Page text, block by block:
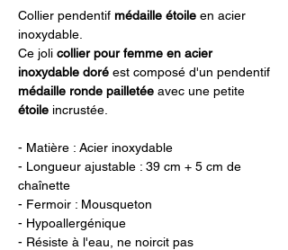
Collier pendentif médaille étoile en acier
inoxydable.
Ce joli collier pour femme en acier
inoxydable doré est composé d'un pendentif
médaille ronde pailletée avec une petite
étoile incrustée.
- Matière : Acier inoxydable
- Longueur ajustable : 39 cm + 5 cm de
chaînette
- Fermoir : Mousqueton
- Hypoallergénique
- Résiste à l'eau, ne noircit pas